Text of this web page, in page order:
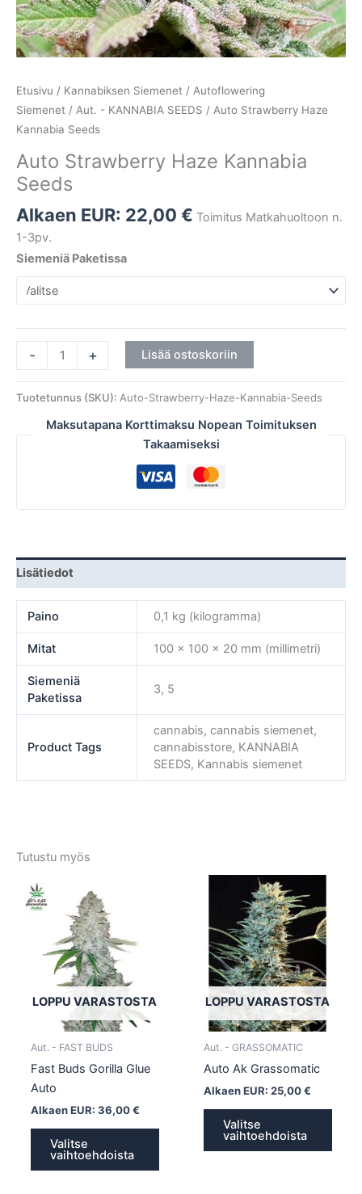
Etusivu / Kannabiksen Siemenet / Autoflowering
Siemenet / Aut. - KANNABIA SEEDS / Auto Strawberry Haze
Kannabia Seeds
Auto Strawberry Haze Kannabia
Seeds
Alkaen EUR: 22,00 € Toimitus Matkahuoltoon n.
1-3pv.
Siemeniä Paketissa
- + Lisää ostoskoriin
Tuotetunnus (SKU): Auto-Strawberry-Haze-Kannabia-Seeds
Maksutapana Korttimaksu Nopean Toimituksen
Takaamiseksi
Lisätiedot
Paino 0,1 kg (kilogramma)
Mitat 100 × 100 × 20 mm (millimetri)
Siemeniä
Paketissa
3, 5
Product Tags
cannabis, cannabis siemenet,
cannabisstore, KANNABIA
SEEDS, Kannabis siemenet
Tutustu myös
LOPPU VARASTOSTA
Aut. - FAST BUDS
Fast Buds Gorilla Glue
Auto
Alkaen EUR: 36,00€
Valitse
vaihtoehdoista
muunnelma.
LOPPU VARASTOSTA
Aut. - GRASSOMATIC
Auto Ak Grassomatic
Alkaen EUR: 25,00€
Valitse
vaihtoehdoista